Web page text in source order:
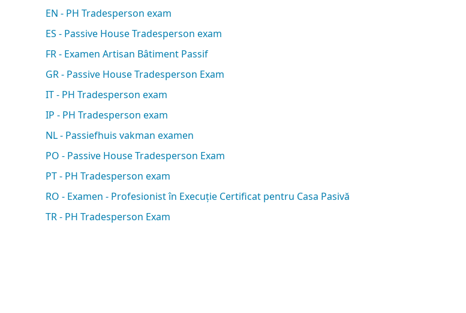
EN - PH Tradesperson exam
ES - Passive House Tradesperson exam
FR - Examen Artisan Bâtiment Passif
GR - Passive House Tradesperson Exam
IT - PH Tradesperson exam
IP - PH Tradesperson exam
NL - Passiefhuis vakman examen
PO - Passive House Tradesperson Exam
PT - PH Tradesperson exam
RO - Examen - Profesionist în Execuție Certificat pentru Casa Pasivă
TR - PH Tradesperson Exam